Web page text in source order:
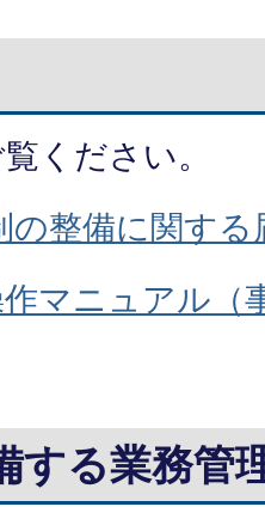
ください。
の整備に関す
マニュアル（
する業務管